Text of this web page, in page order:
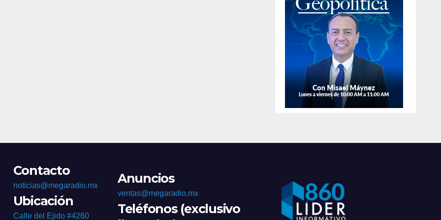
Contacto
noticias@megaradio.mx
Ubicación
Calle del Ejido #4260
Anuncios
ventas@megaradio.mx
Teléfonos (exclusivo